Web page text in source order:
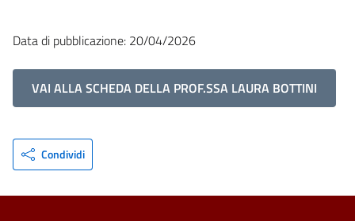
Data di pubblicazione: 20/04/2026
VAI ALLA SCHEDA DELLA PROF.SSA LAURA BOTTINI
Condividi